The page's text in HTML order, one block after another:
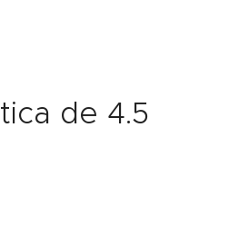
de 4.5